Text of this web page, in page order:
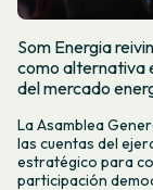
Som Energia
como alternativa
del mercado
La Asamblea
las cuentas del
estratégico para
participación